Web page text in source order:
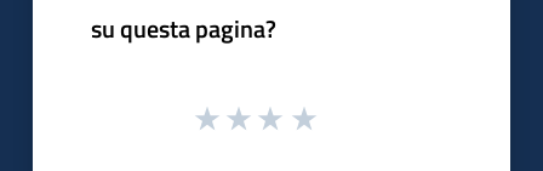
su questa pagina?